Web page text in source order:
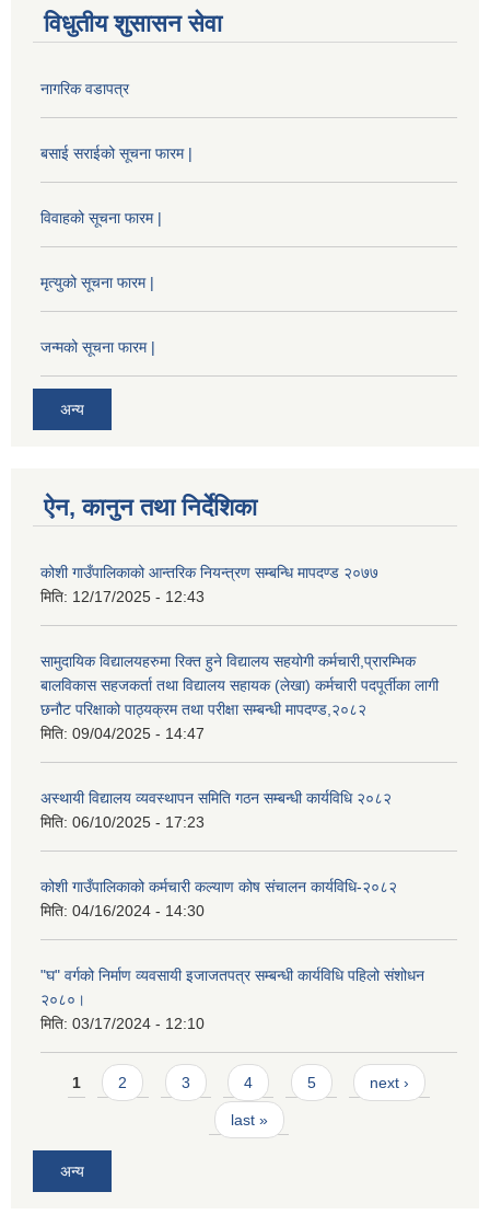
विधुतीय शुसासन सेवा
नागरिक वडापत्र
बसाई सराईको सूचना फारम |
विवाहको सूचना फारम |
मृत्युको सूचना फारम |
जन्मको सूचना फारम |
अन्य
ऐन, कानुन तथा निर्देशिका
कोशी गाउँपालिकाको आन्तरिक नियन्त्रण सम्बन्धि मापदण्ड २०७७
मिति: 12/17/2025 - 12:43
सामुदायिक विद्यालयहरुमा रिक्त हुने विद्यालय सहयोगी कर्मचारी,प्रारम्भिक
बालविकास सहजकर्ता तथा विद्यालय सहायक (लेखा) कर्मचारी पदपूर्तीका लागी
छनौट परिक्षाको पाठ्यक्रम तथा परीक्षा सम्बन्धी मापदण्ड,२०८२
मिति: 09/04/2025 - 14:47
अस्थायी विद्यालय व्यवस्थापन समिति गठन सम्बन्धी कार्यविधि २०८२
मिति: 06/10/2025 - 17:23
कोशी गाउँपालिकाको कर्मचारी कल्याण कोष संचालन कार्यविधि-२०८२
मिति: 04/16/2024 - 14:30
"घ" वर्गको निर्माण व्यवसायी इजाजतपत्र सम्बन्धी कार्यविधि पहिलो संशोधन
२०८०।
मिति: 03/17/2024 - 12:10
Pages
1 2 3 4 5 next ›
last »
अन्य